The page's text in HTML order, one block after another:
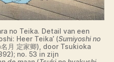
no Teika. Detail van een
Heer Teika’ (Sumiyoshi no
名月 定家卿), door Tsukioka
no. 53 in zijn